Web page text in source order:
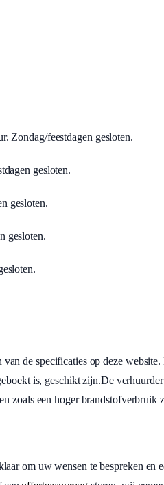
Zondag/feestdagen gesloten.
gesloten.
gesloten.
gesloten.
de specificaties op deze
is, geschikt zijn.De
zoals een hoger
om uw wensen te bespreken en